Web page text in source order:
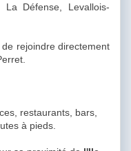
Défense, Levallois-
rejoindre directement
restaurants, bars,
à pieds.